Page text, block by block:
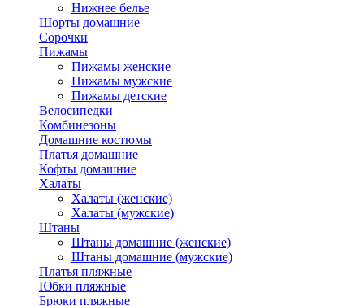
Нижнее белье
Шорты домашние
Сорочки
Пижамы
Пижамы женские
Пижамы мужские
Пижамы детские
Велосипедки
Комбинезоны
Домашние костюмы
Платья домашние
Кофты домашние
Халаты
Халаты (женские)
Халаты (мужские)
Штаны
Штаны домашние (женские)
Штаны домашние (мужские)
Платья пляжные
Юбки пляжные
Брюки пляжные